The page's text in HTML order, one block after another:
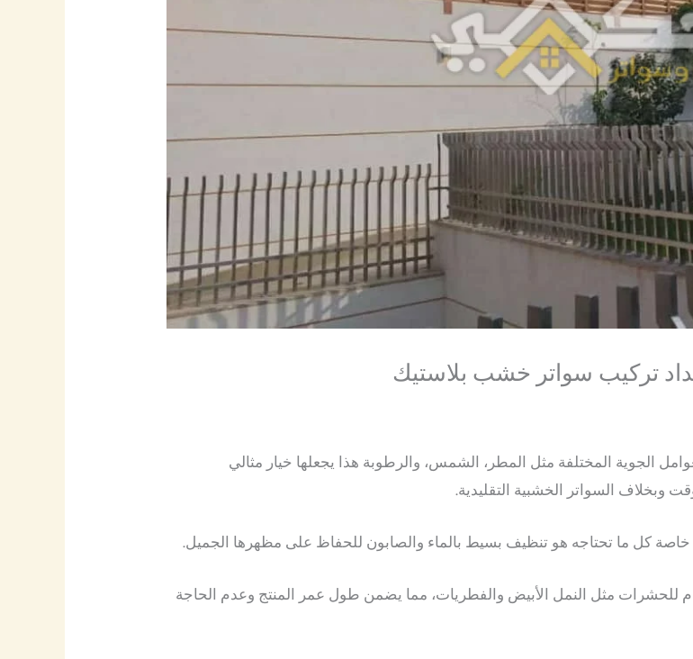
تركيب سواتر خشب بلاستيك
الجوية المختلفة مثل المطر، الشمس، والرطوبة هذا يجعلها خيار مثالي
وبخلاف السواتر الخشبية التقليدية.
كل ما تحتاجه هو تنظيف بسيط بالماء والصابون للحفاظ على مظهرها الجميل.
للحشرات مثل النمل الأبيض والفطريات، مما يضمن طول عمر المنتج وعدم الحاجة